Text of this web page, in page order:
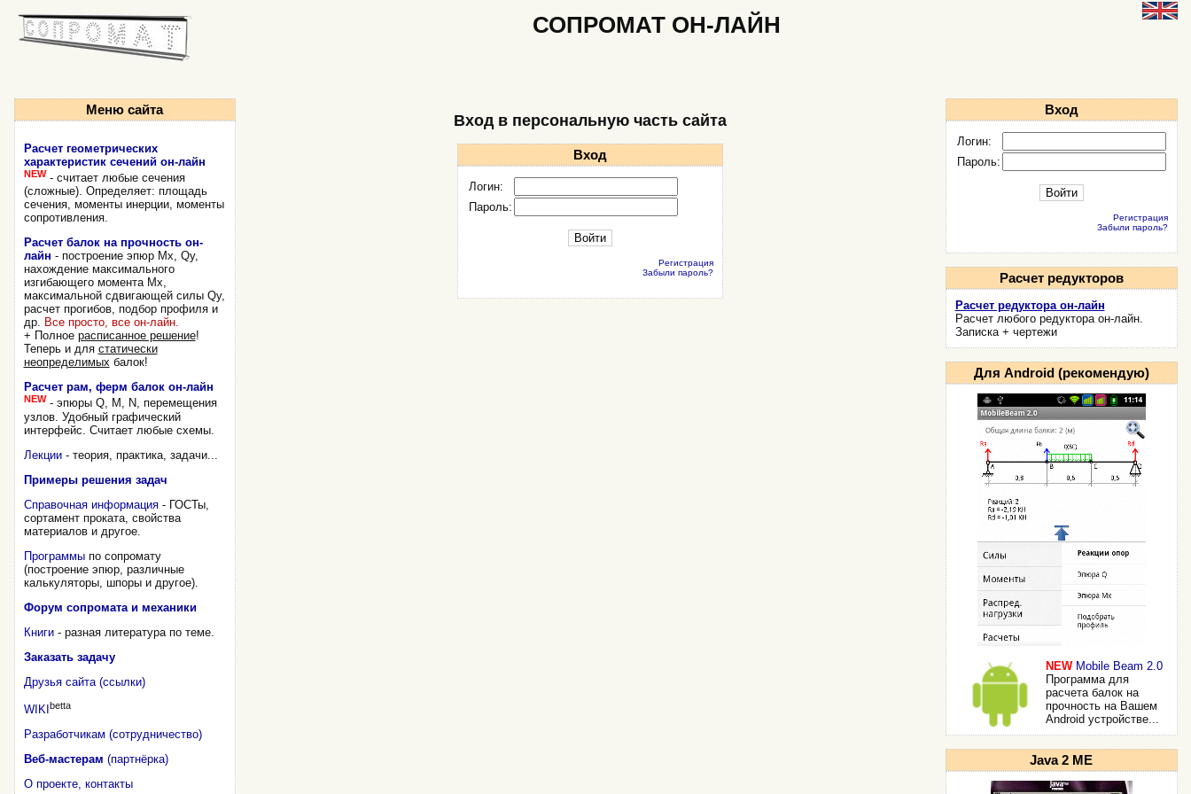
СОПРОМАТ ОН-ЛАЙН
Меню сайта
Расчет геометрических
характеристик сечений он-лайн
NEW- считает любые сечения
(сложные). Определяет: площадь
сечения, моменты инерции, моменты
сопротивления.
Расчет балок на прочность он-
лайн - построение эпюр Mx, Qy,
нахождение максимального
изгибающего момента Mx,
максимальной сдвигающей силы Qy,
расчет прогибов, подбор профиля и
др. Все просто, все он-лайн.
+ Полное расписанное решение!
Теперь и для статически
неопределимых балок!
Расчет рам, ферм балок он-лайн
NEW- эпюры Q, M, N, перемещения
узлов. Удобный графический
интерфейс. Считает любые схемы.
Лекции- теория, практика, задачи...
Примеры решения задач
Справочная информация- ГОСТы,
сортамент проката, свойства
материалов и другое.
Программыпо сопромату
(построение эпюр, различные
калькуляторы, шпоры и другое).
Форум сопромата и механики
Книги- разная литература по теме.
Заказать задачу
Друзья сайта (ссылки)
WIKI betta
Разработчикам (сотрудничество)
Веб-мастерам (партнёрка)
О проекте, контакты
Вход в персональную часть сайта
Вход
Логин:
Пароль:
Регистрация
Забыли пароль?
Вход
Логин:
Пароль:
Регистрация
Забыли пароль?
Расчет редукторов
Расчет редуктора он-лайн
Расчет любого редуктора он-лайн.
Записка + чертежи
Для Android (рекомендую)
NEW Mobile Beam 2.0
Программа для
расчета балок на
прочность на Вашем
Android устройстве...
Java 2 ME